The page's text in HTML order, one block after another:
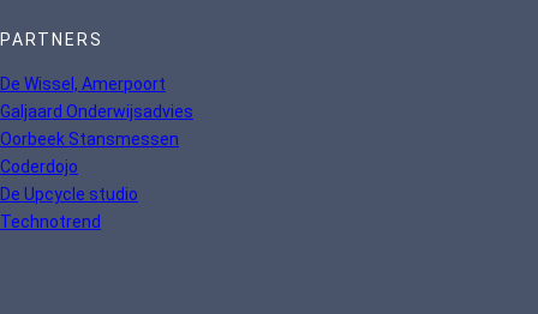
PARTNERS
De Wissel, Amerpoort
Galjaard Onderwijsadvies
Oorbeek Stansmessen
Coderdojo
De Upcycle studio
Technotrend